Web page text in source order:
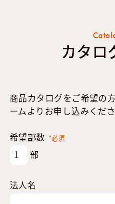
カタロ
商品カタログをご希望の
ームよりお申し込みくださ
希望部数 *必須
部
法人名